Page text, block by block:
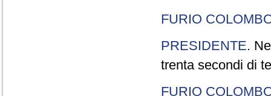
FURIO
PRESIDENTE.
trenta secondi di
FURIO